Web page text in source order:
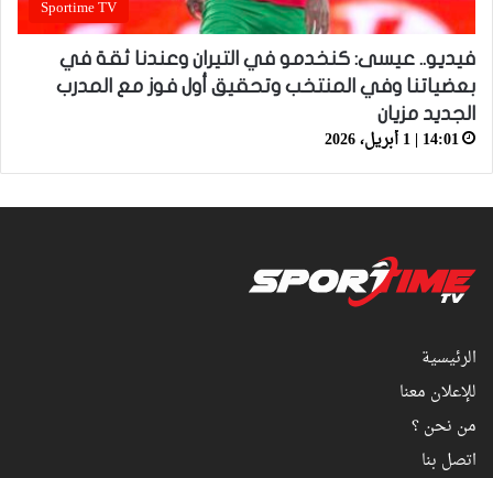
Sportime TV
فيديو.. عيسى: كنخدمو في التيران وعندنا ثقة في
بعضياتنا وفي المنتخب وتحقيق أول فوز مع المدرب
الجديد مزيان
14:01 | 1 أبريل، 2026
الرئيسية
للإعلان معنا
من نحن ؟
اتصل بنا